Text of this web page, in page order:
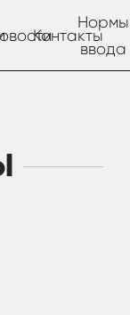
Контакты
Нормы
ввода